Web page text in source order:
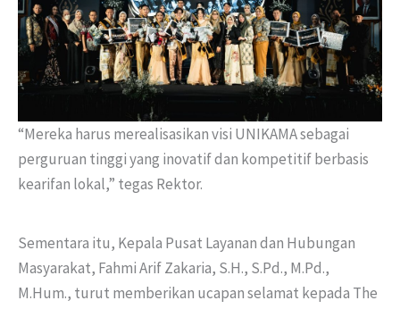
“Mereka harus merealisasikan visi UNIKAMA sebagai
perguruan tinggi yang inovatif dan kompetitif berbasis
kearifan lokal,” tegas Rektor.
Sementara itu, Kepala Pusat Layanan dan Hubungan
Masyarakat, Fahmi Arif Zakaria, S.H., S.Pd., M.Pd.,
M.Hum., turut memberikan ucapan selamat kepada The